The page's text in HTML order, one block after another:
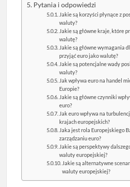
Pytania i odpowiedzi
Jakie są korzyści płynące z
waluty?
Jakie są główne kraje, które
walutę?
Jakie są główne wymagania
przyjąć euro jako walutę?
Jakie są potencjalne wady
waluty?
Jak wpływa euro na handel
Europie?
Jakie są główne czynniki
euro?
Jak euro wpływa na
krajach europejskich?
Jaka jest rola Europejskiego
zarządzaniu euro?
Jakie są perspektywy
waluty europejskiej?
Jakie są alternatywne
waluty europejskiej?